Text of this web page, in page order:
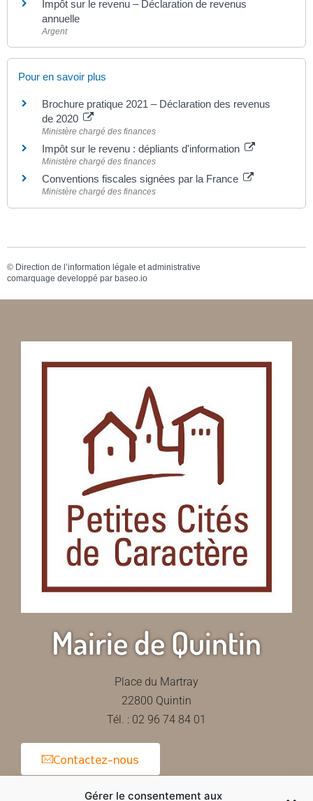
Gérer le consentement aux
Impôt sur le revenu – Déclaration de revenus
annuelle
Argent
Pour en savoir plus
Brochure pratique 2021 – Déclaration des revenus
de 2020
Ministère chargé des finances
Impôt sur le revenu : dépliants d'information
Ministère chargé des finances
Conventions fiscales signées par la France
Ministère chargé des finances
© Direction de l’information légale et administrative
comarquage developpé par baseo.io
Mairie de Quintin
Place du Martray
22800 Quintin
Tél. : 02 96 74 84 01
Contactez-nous